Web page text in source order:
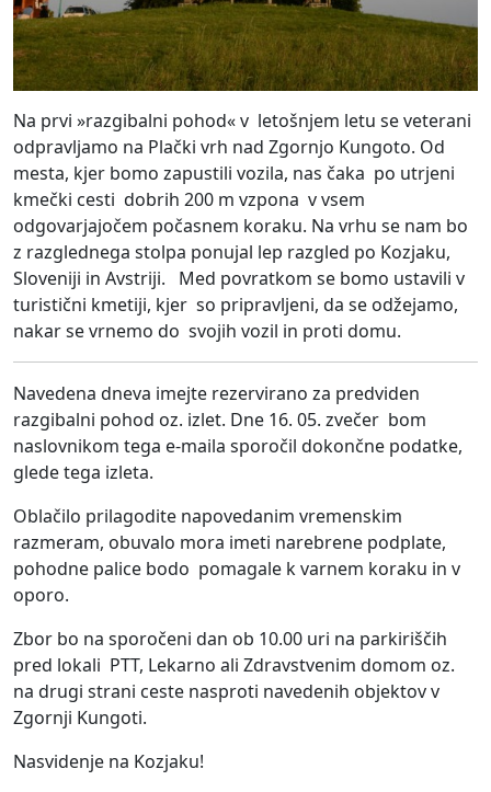
Na prvi »razgibalni pohod« v letošnjem letu se veterani
odpravljamo na Plački vrh nad Zgornjo Kungoto. Od
mesta, kjer bomo zapustili vozila, nas čaka po utrjeni
kmečki cesti dobrih 200 m vzpona v vsem
odgovarjajočem počasnem koraku. Na vrhu se nam bo
z razglednega stolpa ponujal lep razgled po Kozjaku,
Sloveniji in Avstriji. Med povratkom se bomo ustavili v
turistični kmetiji, kjer so pripravljeni, da se odžejamo,
nakar se vrnemo do svojih vozil in proti domu.
Navedena dneva imejte rezervirano za predviden
razgibalni pohod oz. izlet. Dne 16. 05. zvečer bom
naslovnikom tega e-maila sporočil dokončne podatke,
glede tega izleta.
Oblačilo prilagodite napovedanim vremenskim
razmeram, obuvalo mora imeti narebrene podplate,
pohodne palice bodo pomagale k varnem koraku in v
oporo.
Zbor bo na sporočeni dan ob 10.00 uri na parkiriščih
pred lokali PTT, Lekarno ali Zdravstvenim domom oz.
na drugi strani ceste nasproti navedenih objektov v
Zgornji Kungoti.
Nasvidenje na Kozjaku!